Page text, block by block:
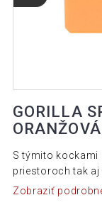
GORILLA
ORANŽOVÁ
S týmito kockami
priestoroch tak aj
Zobraziť